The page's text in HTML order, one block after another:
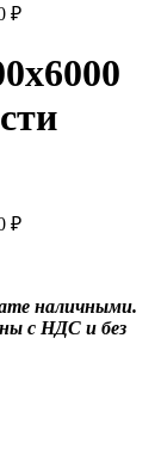
₽
₽
наличными.
с НДС и без